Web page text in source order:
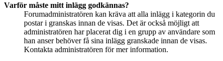
Varför måste mitt inlägg godkännas?
Forumadministratören kan kräva att alla inlägg i kategorin du
postar i granskas innan de visas. Det är också möjligt att
administratören har placerat dig i en grupp av användare som
han anser behöver få sina inlägg granskade innan de visas.
Kontakta administratören för mer information.